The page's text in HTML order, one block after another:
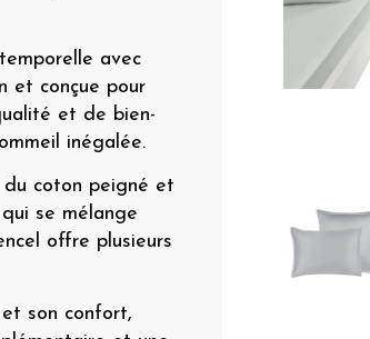
avec
et conçue pour
et de bien-
inégalée.
du coton peigné et
se mélange
offre plusieurs
son confort,